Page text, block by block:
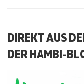
DIREKT AUS
DER HAMBI-